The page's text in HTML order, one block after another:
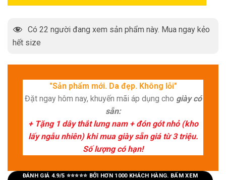
Có 22 người đang xem sản phẩm này. Mua ngay kẻo
hết size
"Sản phẩm mới. Da đẹp. Không lỗi"
Đặt ngay hôm nay, khuyến mãi áp dụng cho giày có
sẵn:
+ Tặng 1 dây thắt lưng nam + đón gót nhỏ (kho
lấy ngẫu nhiên) khi mua giày sẵn giá từ 3 triệu.
Số lượng có hạn!
ĐÁNH GIÁ 4.9/5 ⭐⭐⭐⭐⭐ BỞI HƠN 1000 KHÁCH HÀNG. BẤM XEM